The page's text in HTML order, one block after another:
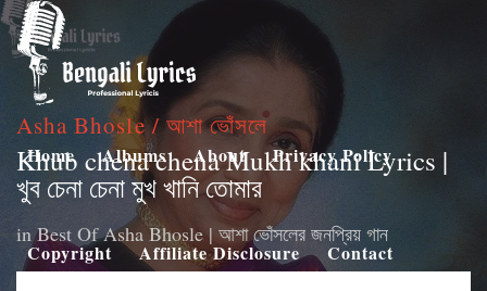
Home Albums About Privacy Policy
Copyright Affiliate Disclosure Contact
Asha Bhosle / আশা ভোঁসলে
Khub chena chena Mukh khani Lyrics |
খুব চেনা চেনা মুখ খানি তোমার
inBest Of Asha Bhosle | আশা ভোঁসলের জনপ্রিয় গান